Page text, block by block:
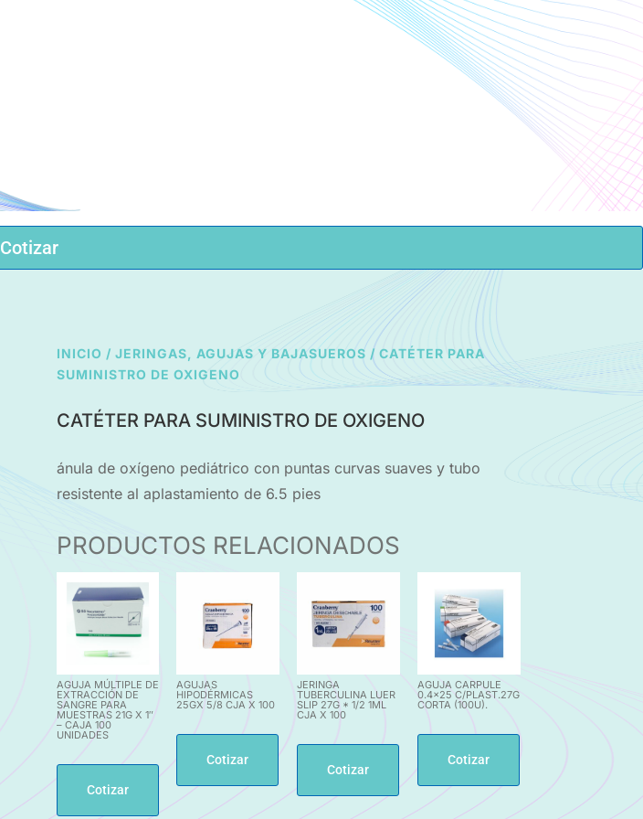
Cotizar
INICIO / JERINGAS, AGUJAS Y BAJASUEROS / CATÉTER PARA
SUMINISTRO DE OXIGENO
CATÉTER PARA SUMINISTRO DE OXIGENO
ánula de oxígeno pediátrico con puntas curvas suaves y tubo
resistente al aplastamiento de 6.5 pies
PRODUCTOS RELACIONADOS
AGUJA MÚLTIPLE DE
EXTRACCIÓN DE
SANGRE PARA
MUESTRAS 21G X 1″
– CAJA 100
UNIDADES
Cotizar
AGUJAS
HIPODÉRMICAS
25GX 5/8 CJA X 100
Cotizar
JERINGA
TUBERCULINA LUER
SLIP 27G * 1/2 1ML
CJA X 100
Cotizar
AGUJA CARPULE
0.4×25 C/PLAST.27G
CORTA (100U).
Cotizar